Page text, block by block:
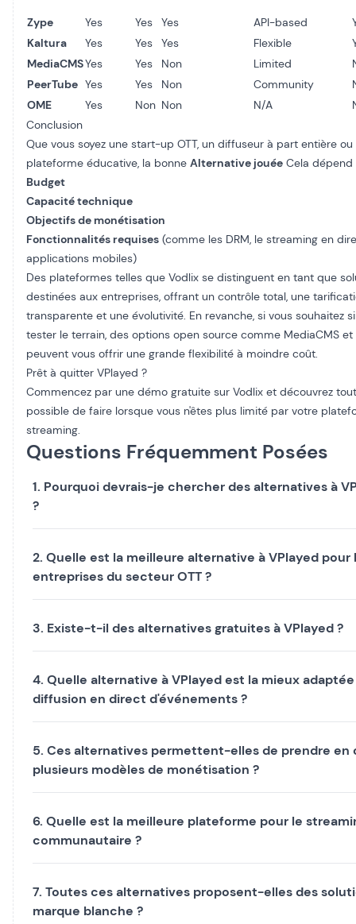
Zype Yes Yes Yes API-based
Kaltura
Yes Yes Yes Flexible
MediaCMSYes Yes Non Limited
PeerTube Yes Yes Non Community
OME
Yes Non Non N/A
Conclusion
Que vous soyez une start-up OTT, un diffuseur à part entière ou
plateforme éducative, la bonne Alternative jouée Cela dépend
Budget
Capacité technique
Objectifs de monétisation
Fonctionnalités requises (comme les DRM, le streaming en
applications mobiles)
Des plateformes telles que Vodlix se distinguent en tant que
destinées aux entreprises, offrant un contrôle total, une
transparente et une évolutivité. En revanche, si vous souhaitez
tester le terrain, des options open source comme MediaCMS et
peuvent vous offrir une grande flexibilité à moindre coût.
Prêt à quitter VPlayed ?
Commencez par une démo gratuite sur Vodlix et découvrez
possible de faire lorsque vous n'êtes plus limité par votre
streaming.
Questions Fréquemment Posées
1. Pourquoi devrais-je chercher des alternatives à
?
2. Quelle est la meilleure alternative à VPlayed pour
entreprises du secteur OTT ?
3. Existe-t-il des alternatives gratuites à VPlayed ?
4. Quelle alternative à VPlayed est la mieux adaptée
diffusion en direct d'événements ?
5. Ces alternatives permettent-elles de prendre en
plusieurs modèles de monétisation ?
6. Quelle est la meilleure plateforme pour le
communautaire ?
7. Toutes ces alternatives proposent-elles des
marque blanche ?